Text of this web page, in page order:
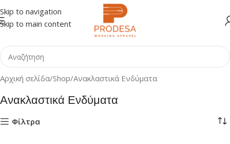
Skip to navigation
Skip to main content
Αρχική σελίδα Shop Ανακλαστικά Ενδύματα
Ανακλαστικά Ενδύματα
Φίλτρα